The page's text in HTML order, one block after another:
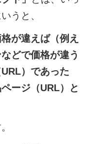
うと、
が違えば（例え
どで価格が違う
）であった
ージ（URL）と